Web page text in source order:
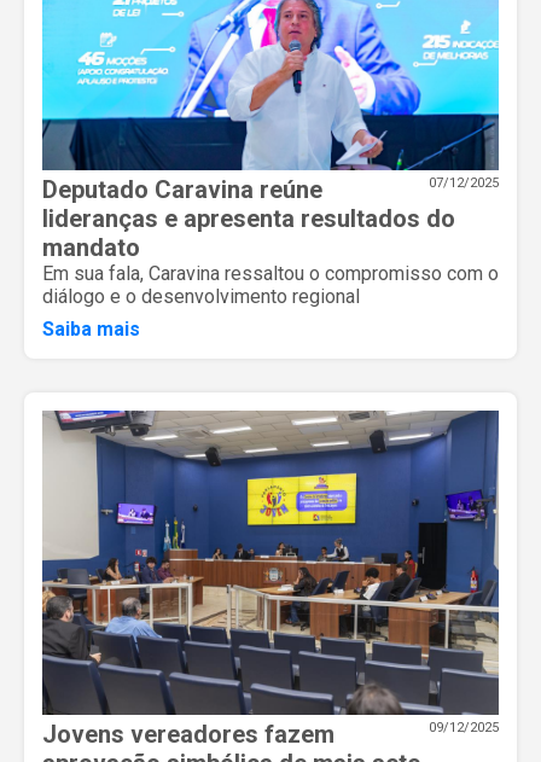
07/12/2025
Deputado Caravina reúne
lideranças e apresenta resultados do
mandato
Em sua fala, Caravina ressaltou o compromisso com o
diálogo e o desenvolvimento regional
Saiba mais
09/12/2025
Jovens vereadores fazem